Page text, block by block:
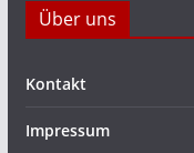
Über uns
Kontakt
Impressum